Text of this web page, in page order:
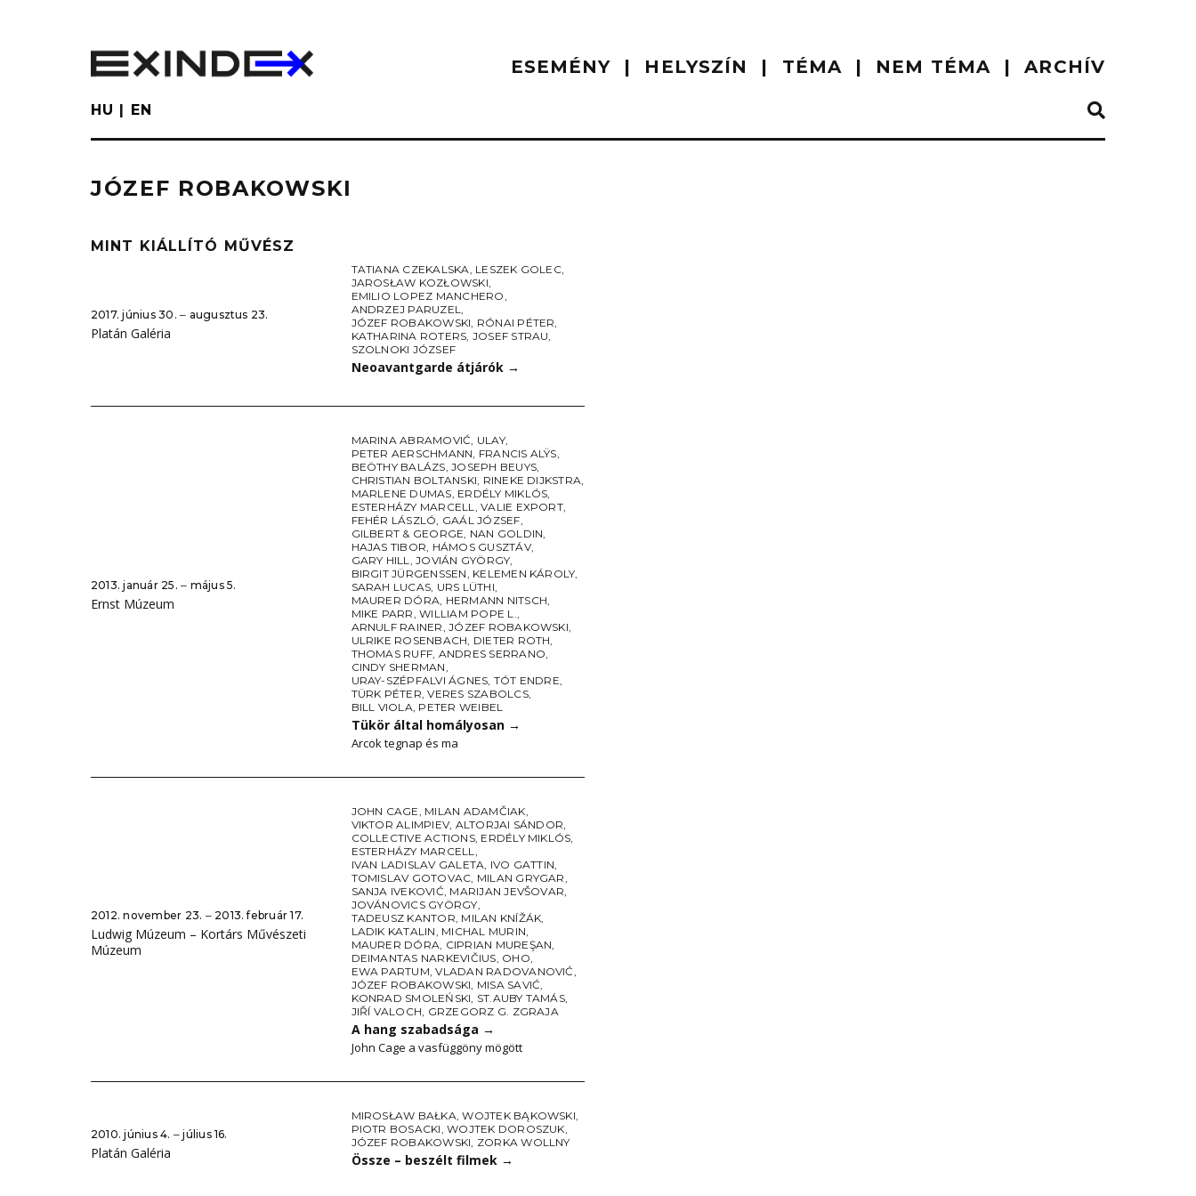
ESEMÉNY HELYSZÍN TÉMA NEM TÉMA ARCHÍV
HU EN
JÓZEF ROBAKOWSKI
MINT KIÁLLÍTÓ MŰVÉSZ
2017. június 30. ‒ augusztus 23.
Platán Galéria
TATIANA CZEKALSKA, LESZEK GOLEC,
JAROSŁAW KOZŁOWSKI,
EMILIO LOPEZ MANCHERO,
ANDRZEJ PARUZEL,
JÓZEF ROBAKOWSKI, RÓNAI PÉTER,
KATHARINA ROTERS, JOSEF STRAU,
SZOLNOKI JÓZSEF
Neoavantgarde átjárók →
2013. január 25. ‒ május 5.
Ernst Múzeum
MARINA ABRAMOVIĆ, ULAY,
PETER AERSCHMANN, FRANCIS ALŸS,
BEÖTHY BALÁZS,JOSEPH BEUYS,
CHRISTIAN BOLTANSKI, RINEKE DIJKSTRA,
MARLENE DUMAS, ERDÉLY MIKLÓS,
ESTERHÁZY MARCELL,VALIE EXPORT,
FEHÉR LÁSZLÓ, GAÁL JÓZSEF,
GILBERT & GEORGE, NAN GOLDIN,
HAJAS TIBOR, HÁMOS GUSZTÁV,
GARY HILL,JOVIÁN GYÖRGY,
BIRGIT JÜRGENSSEN, KELEMEN KÁROLY,
SARAH LUCAS, URS LÜTHI,
MAURER DÓRA, HERMANN NITSCH,
MIKE PARR,WILLIAM POPE L.,
ARNULF RAINER,JÓZEF ROBAKOWSKI,
ULRIKE ROSENBACH, DIETER ROTH,
THOMAS RUFF, ANDRES SERRANO,
CINDY SHERMAN,
URAY-SZÉPFALVI ÁGNES, TÓT ENDRE,
TÜRK PÉTER,VERES SZABOLCS,
BILL VIOLA, PETER WEIBEL
Tükör által homályosan →
Arcok tegnap és ma
2012. november 23. ‒ 2013. február 17.
Ludwig Múzeum – Kortárs Művészeti
Múzeum
JOHN CAGE, MILAN ADAMČIAK,
VIKTOR ALIMPIEV, ALTORJAI SÁNDOR,
COLLECTIVE ACTIONS, ERDÉLY MIKLÓS,
ESTERHÁZY MARCELL,
IVAN LADISLAV GALETA, IVO GATTIN,
TOMISLAV GOTOVAC, MILAN GRYGAR,
SANJA IVEKOVIĆ, MARIJAN JEVŠOVAR,
JOVÁNOVICS GYÖRGY,
TADEUSZ KANTOR, MILAN KNÍŽÁK,
LADIK KATALIN, MICHAL MURIN,
MAURER DÓRA, CIPRIAN MUREŞAN,
DEIMANTAS NARKEVIČIUS, OHO,
EWA PARTUM,VLADAN RADOVANOVIĆ,
JÓZEF ROBAKOWSKI, MISA SAVIĆ,
KONRAD SMOLEŃSKI, ST.AUBY TAMÁS,
JIŘÍ VALOCH, GRZEGORZ G. ZGRAJA
A hang szabadsága →
John Cage a vasfüggöny mögött
2010. június 4. ‒ július 16.
Platán Galéria
MIROSŁAW BAŁKA,WOJTEK BĄKOWSKI,
PIOTR BOSACKI,WOJTEK DOROSZUK,
JÓZEF ROBAKOWSKI, ZORKA WOLLNY
Össze – beszélt filmek →